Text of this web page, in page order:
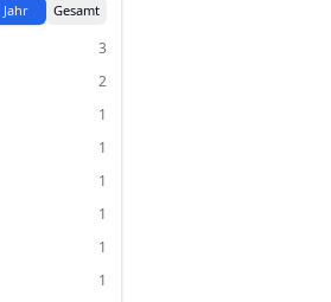
Jahr Gesamt
3
2
1
1
1
1
1
1